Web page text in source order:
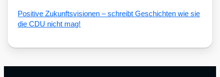
Posi­ti­ve Zukunfts­vi­sio­nen – schreibt Geschich­ten wie sie
die CDU nicht mag!